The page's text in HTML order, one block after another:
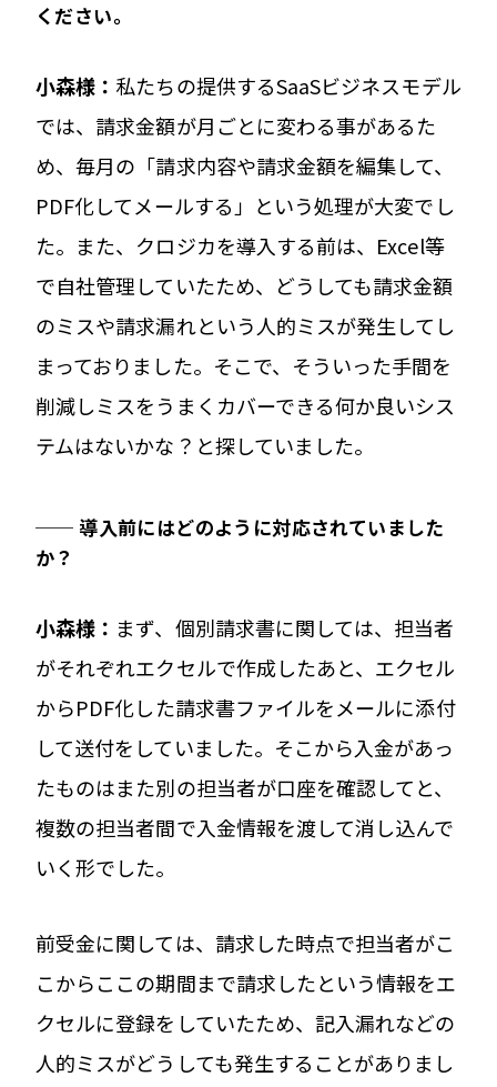
ください。
小森様： 私たちの提供するSaaSビジネスモデル
では、請求金額が月ごとに変わる事があるた
め、毎月の「請求内容や請求金額を編集して、
PDF化してメールする」という処理が大変でし
た。また、クロジカを導入する前は、Excel等
で自社管理していたため、どうしても請求金額
のミスや請求漏れという人的ミスが発生してし
まっておりました。そこで、そういった手間を
削減しミスをうまくカバーできる何か良いシス
テムはないかな？と探していました。
── 導入前にはどのように対応されていました
か？
小森様： まず、個別請求書に関しては、担当者
がそれぞれエクセルで作成したあと、エクセル
からPDF化した請求書ファイルをメールに添付
して送付をしていました。そこから入金があっ
たものはまた別の担当者が口座を確認してと、
複数の担当者間で入金情報を渡して消し込んで
いく形でした。
前受金に関しては、請求した時点で担当者がこ
こからここの期間まで請求したという情報をエ
クセルに登録をしていたため、記入漏れなどの
人的ミスがどうしても発生することがありまし